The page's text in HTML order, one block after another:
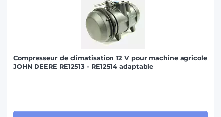
Compresseur de climatisation 12 V pour machine agricole
JOHN DEERE RE12513 - RE12514 adaptable